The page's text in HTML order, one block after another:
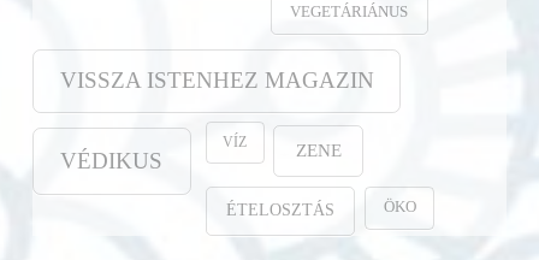
VEGETÁRIÁNUS
VISSZA ISTENHEZ MAGAZIN
VÉDIKUS
VÍZ ZENE
ÉTELOSZTÁS ÖKO